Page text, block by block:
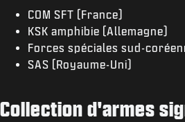
COM SFT (France)
KSK amphibie (Allemagne)
Forces spéciales sud-
SAS (Royaume-Uni)
Collection d'armes